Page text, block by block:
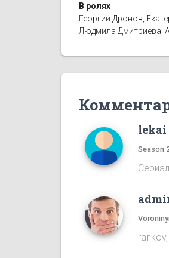
В ролях
Георгий Дронов,
Людмила Дмитриева,
lekai
Season